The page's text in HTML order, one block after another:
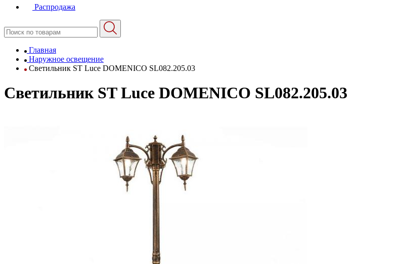
Распродажа
Главная
Наружное освещение
Светильник ST Luce DOMENICO SL082.205.03
Светильник ST Luce DOMENICO SL082.205.03